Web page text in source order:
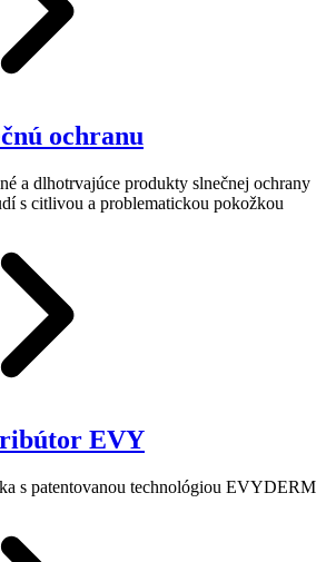
ochranu
a dlhotrvajúce produkty slnečnej ochrany
s citlivou a problematickou pokožkou
EVY
s patentovanou technológiou EVYDERM